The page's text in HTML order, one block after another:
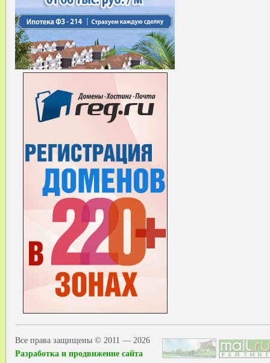
Все права защищены © 2011 — 2026
Разработка и продвижение сайта